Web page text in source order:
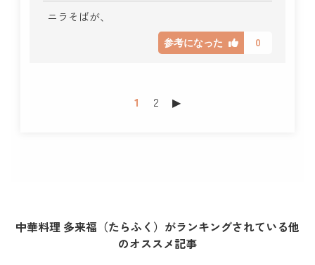
ニラそばが、
参考になった 0
1 2 ▶︎
中華料理 多来福（たらふく）がランキングされている他
のオススメ記事